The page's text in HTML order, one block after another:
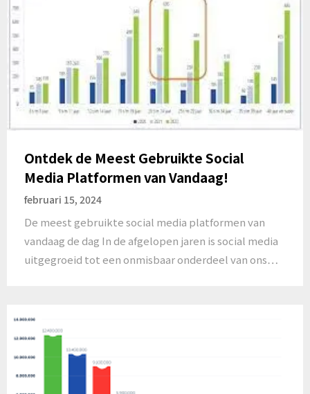
Ontdek de Meest Gebruikte Social
Media Platformen van Vandaag!
februari 15, 2024
De meest gebruikte social media platformen van
vandaag de dag In de afgelopen jaren is social media
uitgegroeid tot een onmisbaar onderdeel van ons…